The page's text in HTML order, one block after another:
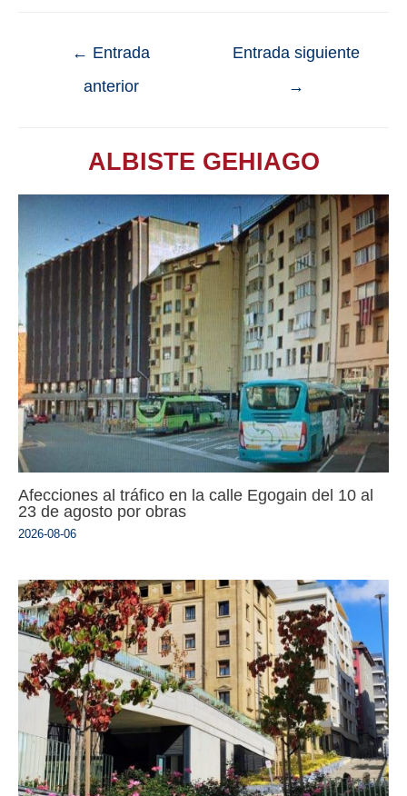
← Entrada
anterior
Entrada siguiente
→
ALBISTE GEHIAGO
Afecciones al tráfico en la calle Egogain del 10 al
23 de agosto por obras
2026-08-06